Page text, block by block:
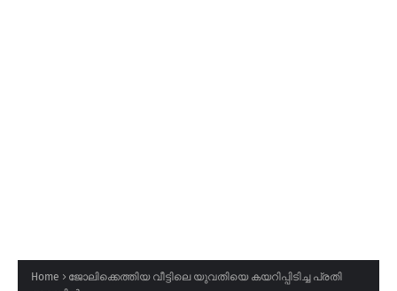
Home
ജോലിക്കെത്തിയ വീട്ടിലെ യുവതിയെ കയറിപ്പിടിച്ച പ്രതി